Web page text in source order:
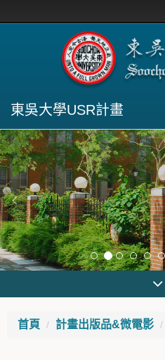
東吳大學USR計畫
首頁 計畫出版品&微電影